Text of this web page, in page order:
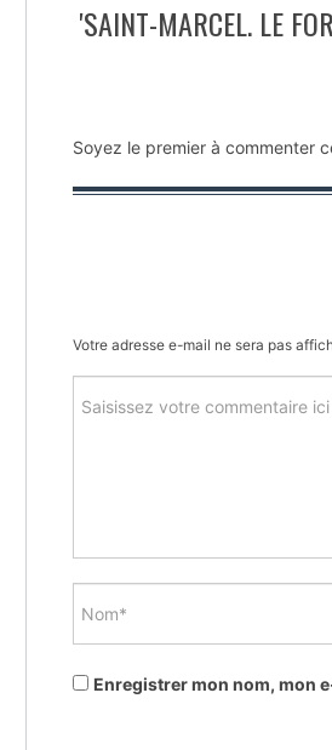
'SAINT-MARCEL. LE
Soyez le premier à commenter
Votre adresse e-mail ne sera pas
Enregistrer mon nom, mon